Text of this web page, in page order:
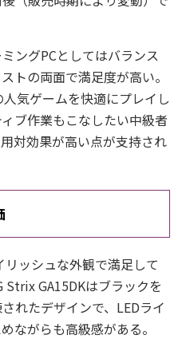
ングPCとしてはバランス
トの両面で満足度が高い。
気ゲームを快適にプレイし
ブ作業もこなしたい中級者
対効果が高い点が支持され
リッシュな外観で満足して
Strix GA15DKはブラックを
れたデザインで、LEDライ
ながらも高級感がある。